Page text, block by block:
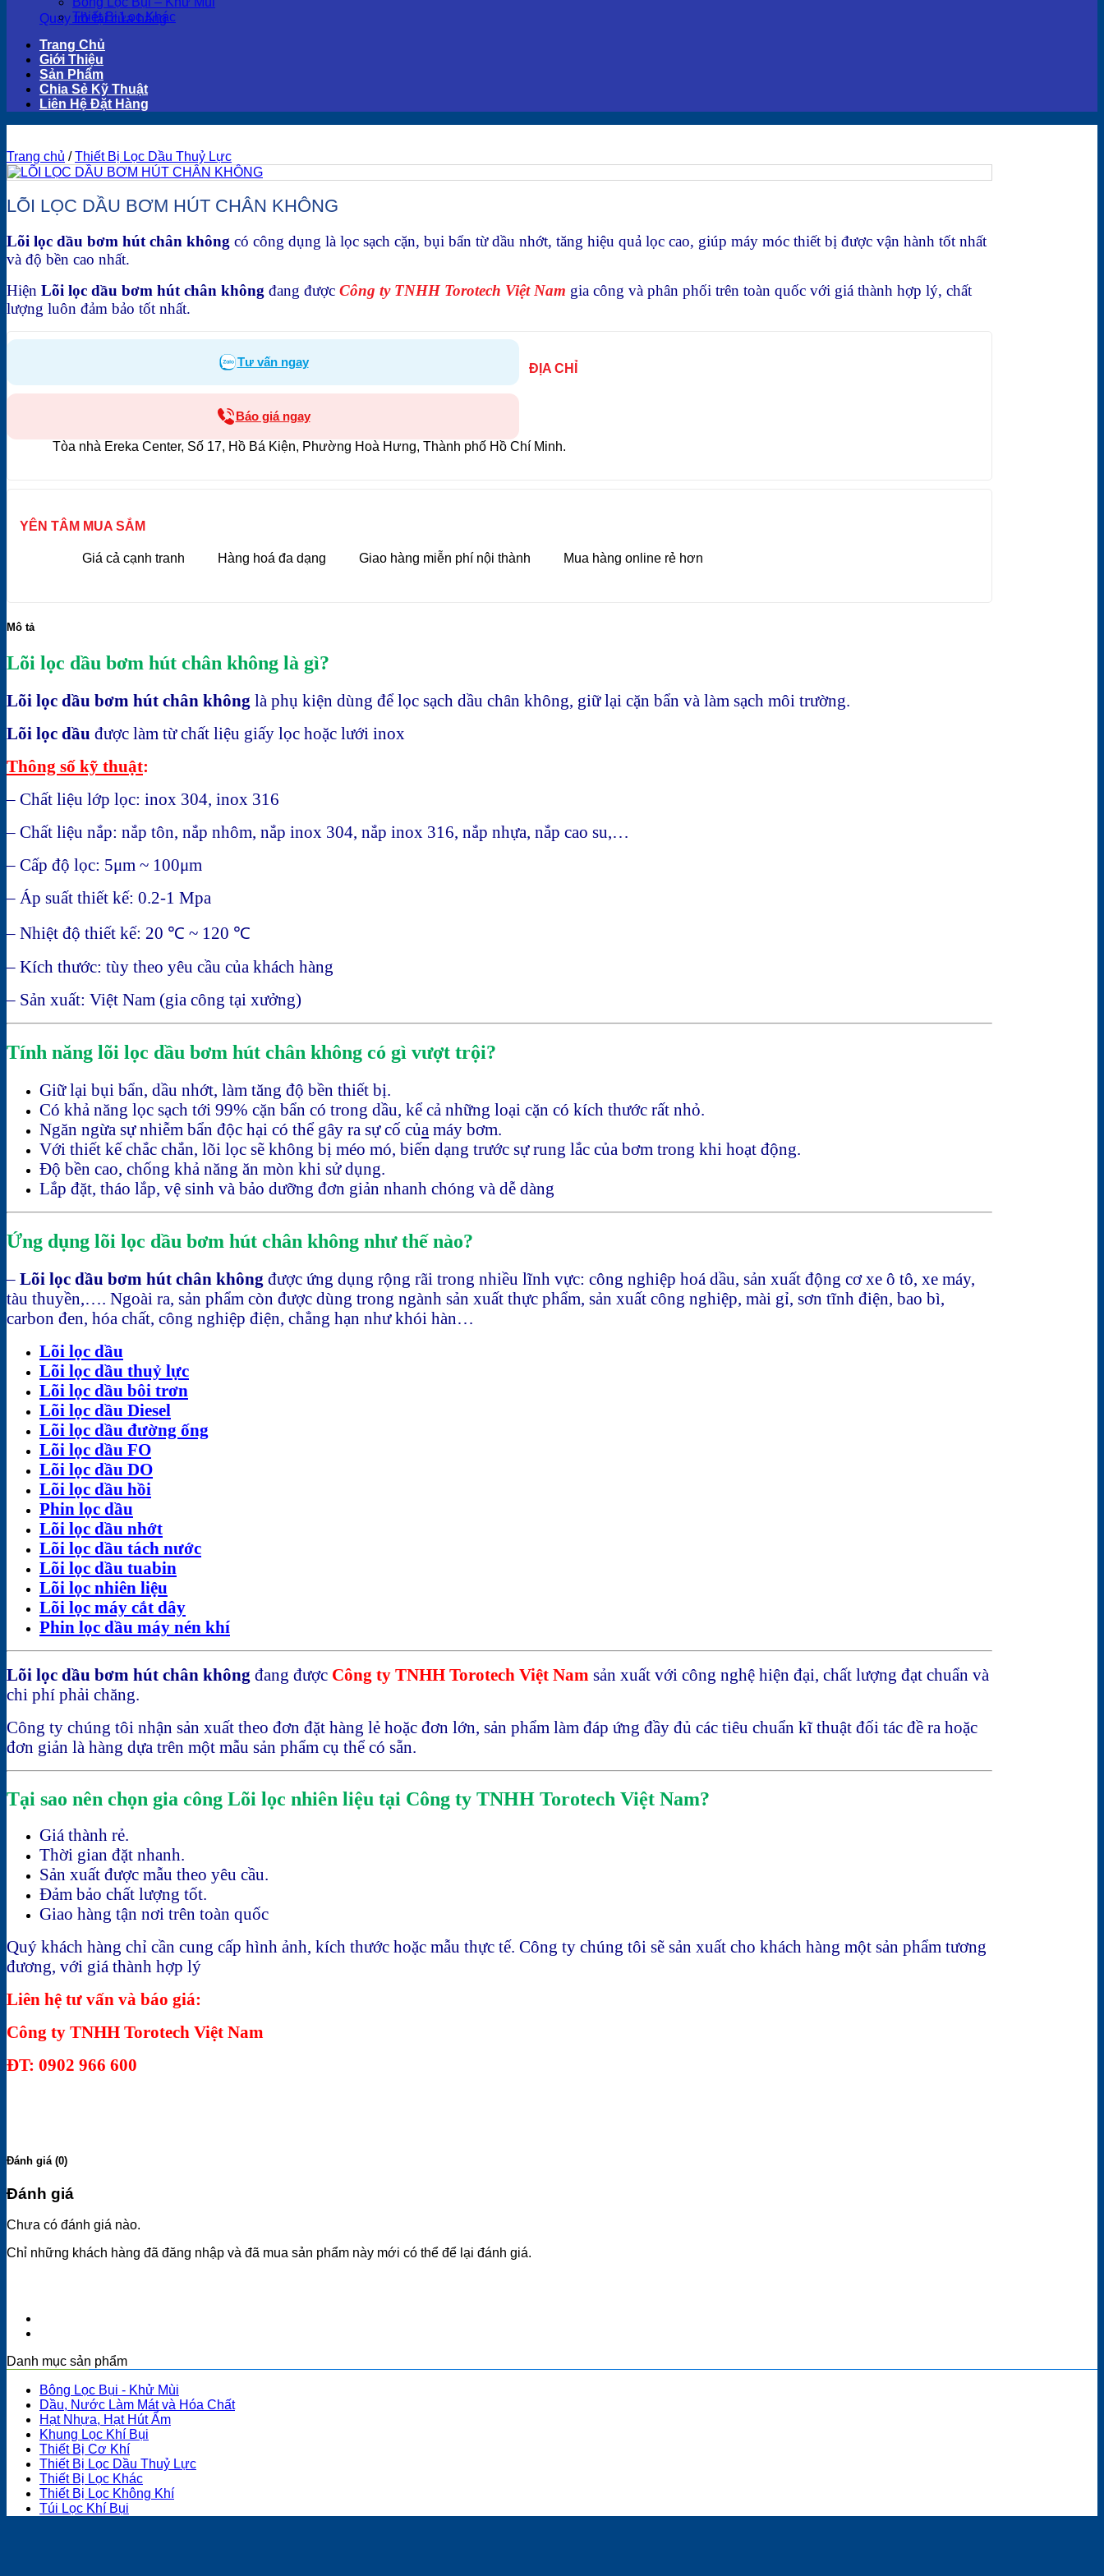
Quay trở lại cửa hàng
Thiết Bị Lọc Khác
Trang Chủ
Giới Thiệu
Sản Phẩm
Chia Sẻ Kỹ Thuật
Liên Hệ Đặt Hàng
Trang chủ / Thiết Bị Lọc Dầu Thuỷ Lực
LÕI LỌC DẦU BƠM HÚT CHÂN KHÔNG
Lõi lọc dầu bơm hút chân không có công dụng là lọc sạch cặn, bụi bẩn từ dầu nhớt, tăng hiệu quả lọc cao, giúp máy móc thiết bị được vận hành tốt nhất
và độ bền cao nhất.
Hiện Lõi lọc dầu bơm hút chân không đang được Công ty TNHH Torotech Việt Nam gia công và phân phối trên toàn quốc với giá thành hợp lý, chất
lượng luôn đảm bảo tốt nhất.
Tư vấn ngay
Báo giá ngay
ĐỊA CHỈ
Tòa nhà Ereka Center, Số 17, Hồ Bá Kiện, Phường Hoà Hưng, Thành phố Hồ Chí Minh.
YÊN TÂM MUA SẮM
Giá cả cạnh tranh Hàng hoá đa dạng Giao hàng miễn phí nội thành Mua hàng online rẻ hơn
Mô tả
Lõi lọc dầu bơm hút chân không là gì?
Lõi lọc dầu bơm hút chân không là phụ kiện dùng để lọc sạch dầu chân không, giữ lại cặn bẩn và làm sạch môi trường.
Lõi lọc dầu được làm từ chất liệu giấy lọc hoặc lưới inox
Thông số kỹ thuật:
– Chất liệu lớp lọc: inox 304, inox 316
– Chất liệu nắp: nắp tôn, nắp nhôm, nắp inox 304, nắp inox 316, nắp nhựa, nắp cao su,…
– Cấp độ lọc: 5μm ~ 100μm
– Áp suất thiết kế: 0.2-1 Mpa
– Nhiệt độ thiết kế: 20 ℃ ~ 120 ℃
– Kích thước: tùy theo yêu cầu của khách hàng
– Sản xuất: Việt Nam (gia công tại xưởng)
Tính năng lõi lọc dầu bơm hút chân không có gì vượt trội?
Giữ lại bụi bẩn, dầu nhớt, làm tăng độ bền thiết bị.
Có khả năng lọc sạch tới 99% cặn bẩn có trong dầu, kể cả những loại cặn có kích thước rất nhỏ.
Ngăn ngừa sự nhiễm bẩn độc hại có thể gây ra sự cố của máy bơm.
Với thiết kế chắc chắn, lõi lọc sẽ không bị méo mó, biến dạng trước sự rung lắc của bơm trong khi hoạt động.
Độ bền cao, chống khả năng ăn mòn khi sử dụng.
Lắp đặt, tháo lắp, vệ sinh và bảo dưỡng đơn giản nhanh chóng và dễ dàng
Ứng dụng lõi lọc dầu bơm hút chân không như thế nào?
– Lõi lọc dầu bơm hút chân không được ứng dụng rộng rãi trong nhiều lĩnh vực: công nghiệp hoá dầu, sản xuất động cơ xe ô tô, xe máy,
tàu thuyền,…. Ngoài ra, sản phẩm còn được dùng trong ngành sản xuất thực phẩm, sản xuất công nghiệp, mài gỉ, sơn tĩnh điện, bao bì,
carbon đen, hóa chất, công nghiệp điện, chẳng hạn như khói hàn…
Lõi lọc dầu
Lõi lọc dầu thuỷ lực
Lõi lọc dầu bôi trơn
Lõi lọc dầu Diesel
Lõi lọc dầu đường ống
Lõi lọc dầu FO
Lõi lọc dầu DO
Lõi lọc dầu hồi
Phin lọc dầu
Lõi lọc dầu nhớt
Lõi lọc dầu tách nước
Lõi lọc dầu tuabin
Lõi lọc nhiên liệu
Lõi lọc máy cắt dây
Phin lọc dầu máy nén khí
Lõi lọc dầu bơm hút chân không đang được Công ty TNHH Torotech Việt Nam sản xuất với công nghệ hiện đại, chất lượng đạt chuẩn và
chi phí phải chăng.
Công ty chúng tôi nhận sản xuất theo đơn đặt hàng lẻ hoặc đơn lớn, sản phẩm làm đáp ứng đầy đủ các tiêu chuẩn kĩ thuật đối tác đề ra hoặc
đơn giản là hàng dựa trên một mẫu sản phẩm cụ thể có sẵn.
Tại sao nên chọn gia công Lõi lọc nhiên liệu tại Công ty TNHH Torotech Việt Nam?
Giá thành rẻ.
Thời gian đặt nhanh.
Sản xuất được mẫu theo yêu cầu.
Đảm bảo chất lượng tốt.
Giao hàng tận nơi trên toàn quốc
Quý khách hàng chỉ cần cung cấp hình ảnh, kích thước hoặc mẫu thực tế. Công ty chúng tôi sẽ sản xuất cho khách hàng một sản phẩm tương
đương, với giá thành hợp lý
Liên hệ tư vấn và báo giá:
Công ty TNHH Torotech Việt Nam
ĐT: 0902 966 600
Đánh giá (0)
Đánh giá
Chưa có đánh giá nào.
Chỉ những khách hàng đã đăng nhập và đã mua sản phẩm này mới có thể để lại đánh giá.
Danh mục sản phẩm
Bông Lọc Bụi - Khử Mùi
Dầu, Nước Làm Mát và Hóa Chất
Hạt Nhựa, Hạt Hút Ẩm
Khung Lọc Khí Bụi
Thiết Bị Cơ Khí
Thiết Bị Lọc Dầu Thuỷ Lực
Thiết Bị Lọc Khác
Thiết Bị Lọc Không Khí
Túi Lọc Khí Bụi